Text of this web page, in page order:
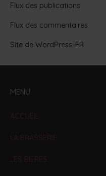
Flux des publications
Flux des commentaires
Site de WordPress-FR
MENU
ACCUEIL
LA BRASSERIE
LES BIERES